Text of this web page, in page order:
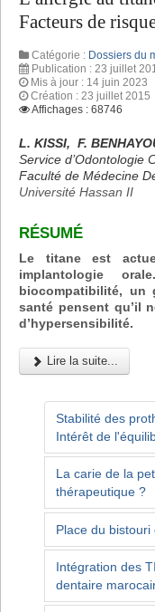
Facteurs de
Catégorie : Dossiers du
Publication : 23 juillet
Mis à jour : 14 juin 2023
Création : 23 juillet 2015
Affichages : 68746
L. KISSI, F.
Service d’Odontologie
Faculté de Médecine
Université Hassan II
RÉSUMÉ
Le titane est
implantologie
biocompatibilité, un
santé pensent qu’il
d’hypersensibilité.
Lire la suite...
Stabilité des
Intérêt de
La carie de la
thérapeutique ?
Place du
Intégration des
dentaire